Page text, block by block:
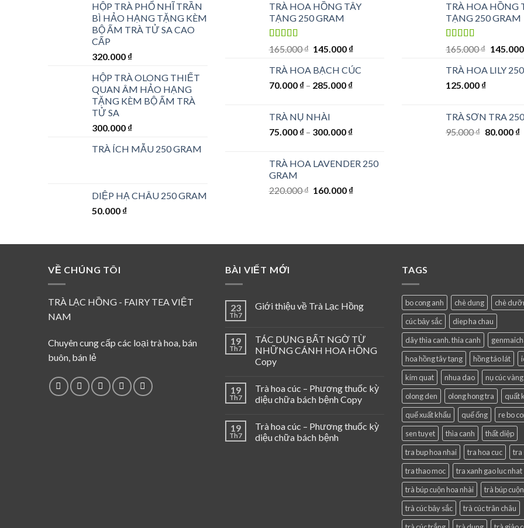
HỘP TRÀ PHỔ NHĨ TRẦN
BÌ HẢO HẠNG TẶNG KÈM
BỘ ẤM TRÀ TỬ SA CAO
CẤP
320.000 ₫
HỘP TRÀ OLONG THIẾT
QUAN ÂM HẢO HẠNG
TẶNG KÈM BỘ ẤM TRÀ
TỬ SA
300.000 ₫
TRÀ ÍCH MẪU 250 GRAM
DIỆP HẠ CHÂU 250 GRAM
50.000 ₫
TRÀ HOA HỒNG TÂY
TẠNG 250 GRAM
Được xếp
sao
165.000₫ Giá
là:
165.000 ₫.
145.000 ₫Giá
tại
TRÀ HOA BẠCH CÚC
70.000 ₫– 285.000 ₫
TRÀ NỤ NHÀI
75.000 ₫– 300.000 ₫
TRÀ HOA LAVENDER 250
GRAM
220.000₫ Giá
160.000 ₫Giá
TRÀ HOA HỒNG
TẠNG 250 GRAM
Được xếp
sao
165.000₫ Giá
là:
145.000
TRÀ HOA LILY
125.000 ₫
TRÀ SƠN TRA
95.000₫ Giá
80.000 ₫
VỀ CHÚNG TÔI
TRÀ LẠC HỒNG - FAIRY TEA VIỆT
NAM
Chuyên cung cấp các loại trà hoa, bán
buôn, bán lẻ
BÀI VIẾT MỚI
23
Th7
Giới thiệu về Trà Lạc Hồng
19
Th7
TÁC DỤNG BẤT NGỜ TỪ
NHỮNG CÁNH HOA HỒNG
Copy
19
Th7
Trà hoa cúc – Phương thuốc kỳ
diệu chữa bách bệnh Copy
19
Th7
Trà hoa cúc – Phương thuốc kỳ
diệu chữa bách bệnh
TAGS
bo cong anh chè dung
chè
cúc bảy sắc
diep ha chau
dây thìa canh. thia canh
hoa hồng tây tạng
hồng táo lát
kim quat
nhua dao
nụ cúc vàng
olong den
olong hong tra
quất
quế xuất khẩu
quế ống
re bo
sen tuyet
thìa canh
thất diệp
tra bup hoa nhai
tra hoa cuc
tra
tra thao moc
tra xanh gao luc nhat
trà búp cuộn hoa nhài
trà búp
trà cúc bảy sắc
trà cúc trân châu